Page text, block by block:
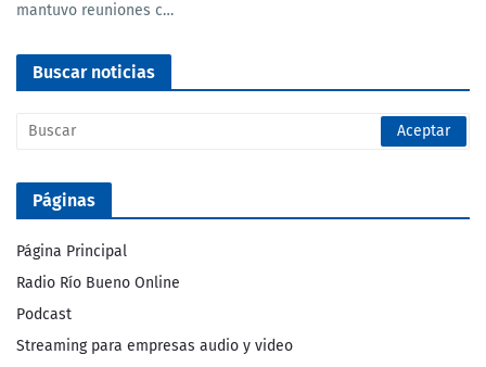
mantuvo reuniones c…
Buscar noticias
Páginas
Página Principal
Radio Río Bueno Online
Podcast
Streaming para empresas audio y video